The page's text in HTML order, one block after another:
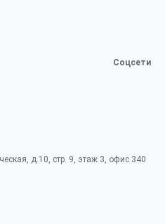
Соцсети
д.10, стр. 9, этаж 3, офис 340